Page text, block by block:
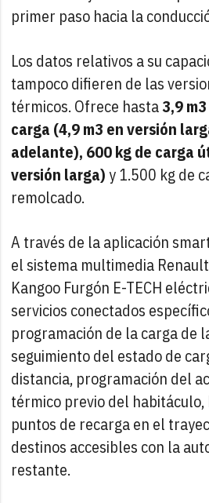
primer paso hacia la
Los datos relativos a su
tampoco difieren de las
térmicos. Ofrece hasta3,9
carga (4,9 m3 en versión
adelante), 600 kg de carga
versión larga)y 1.500 kg de
remolcado.
A través de la aplicación
el sistema multimedia
Kangoo Furgón E-TECH
servicios conectados
programación de la carga de
seguimiento del estado de
distancia, programación del
térmico previo del habitáculo,
puntos de recarga en el
destinos accesibles con la
restante.